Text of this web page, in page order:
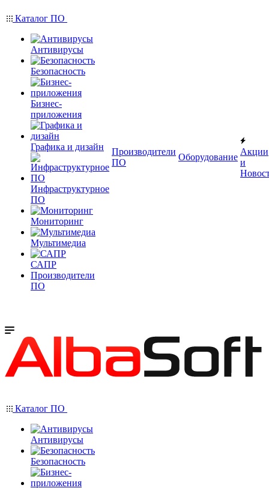
Каталог ПО
Антивирусы
Безопасность
Бизнес-
приложения
Графика и дизайн
Инфраструктурное
ПО
Мониторинг
Мультимедиа
САПР
Производители
ПО
Производители
ПО
Оборудование
Акции
и
Каталог ПО
Антивирусы
Безопасность